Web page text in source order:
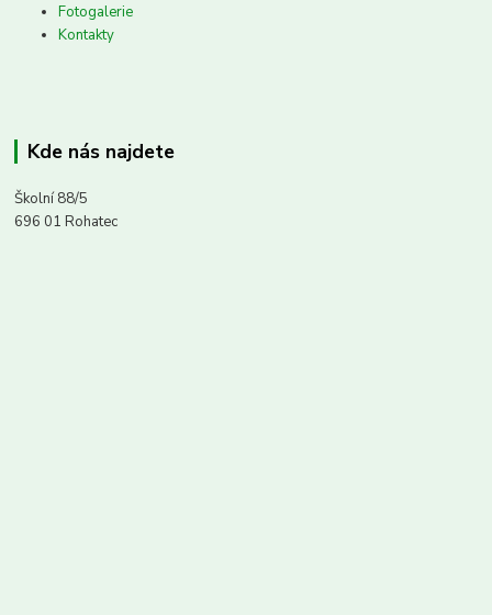
Fotogalerie
Kontakty
Kde nás najdete
Školní 88/5
696 01 Rohatec